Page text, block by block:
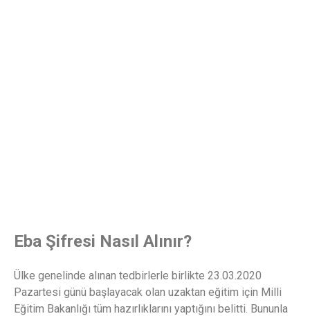
Eba Şifresi Nasıl Alınır?
Ülke genelinde alınan tedbirlerle birlikte 23.03.2020
Pazartesi günü başlayacak olan uzaktan eğitim için Milli
Eğitim Bakanlığı tüm hazırlıklarını yaptığını belitti. Bununla